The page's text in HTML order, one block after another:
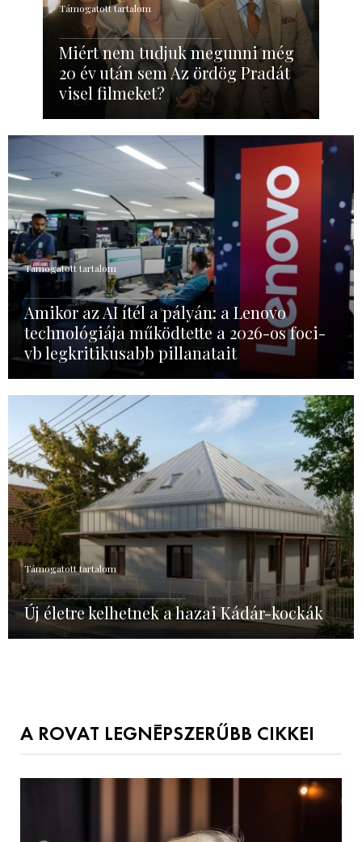
Támogatott tartalom
Miért nem tudjuk megunni még
20 év után sem Az ördög Pradát
visel filmeket?
Támogatott tartalom
Amikor az AI ítél a pályán: a Lenovo
technológiája működtette a 2026-os foci-
vb legkritikusabb pillanatait
Támogatott tartalom
Új életre kelhetnek a hazai Kádár-kockák
A ROVAT LEGNÉPSZERŰBB CIKKEI